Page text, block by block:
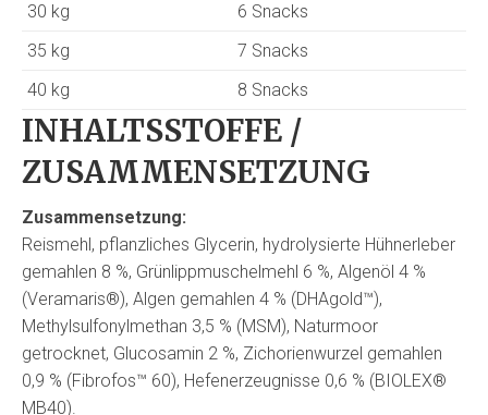
30 kg
6 Snacks
35 kg
7 Snacks
40 kg
8 Snacks
INHALTSSTOFFE /
ZUSAMMENSETZUNG
Zusammensetzung:
Reismehl, pflanzliches Glycerin, hydrolysierte Hühnerleber
gemahlen 8 %, Grünlippmuschelmehl 6 %, Algenöl 4 %
(Veramaris®), Algen gemahlen 4 % (DHAgold™),
Methylsulfonylmethan 3,5 % (MSM), Naturmoor
getrocknet, Glucosamin 2 %, Zichorienwurzel gemahlen
0,9 % (Fibrofos™ 60), Hefenerzeugnisse 0,6 % (BIOLEX®
MB40).